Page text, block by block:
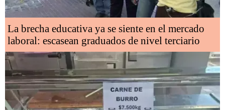
La brecha educativa ya se siente en el mercado
laboral: escasean graduados de nivel terciario